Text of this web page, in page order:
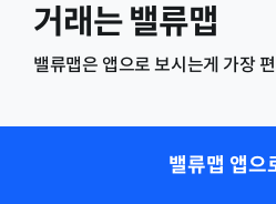
거래는 밸류맵
밸류맵은 앱으로 보시는게 가장
밸류맵 앱으